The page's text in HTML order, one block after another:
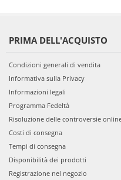
PRIMA DELL'ACQUISTO
Condizioni generali di vendita
Informativa sulla Privacy
Informazioni legali
Programma Fedeltà
Risoluzione delle controversie
Costi di consegna
Tempi di consegna
Disponibilità dei prodotti
Registrazione nel negozio